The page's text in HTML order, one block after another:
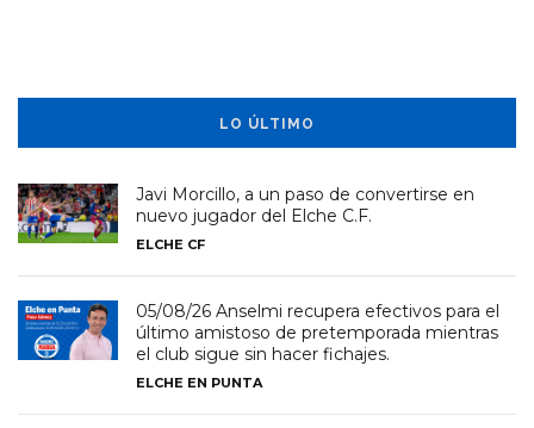
LO ÚLTIMO
Javi Morcillo, a un paso de convertirse en
nuevo jugador del Elche C.F.
ELCHE CF
05/08/26 Anselmi recupera efectivos para el
último amistoso de pretemporada mientras
el club sigue sin hacer fichajes.
ELCHE EN PUNTA